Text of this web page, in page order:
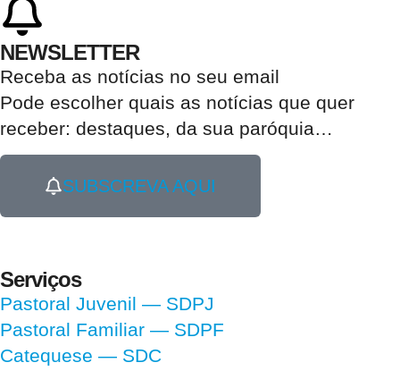
NEWSLETTER
Receba as notícias no seu email​
Pode escolher quais as notícias que quer
receber: destaques, da sua paróquia…
SUBSCREVA AQUI
Serviços
Pastoral Juvenil — SDPJ
Pastoral Familiar — SDPF
Catequese — SDC